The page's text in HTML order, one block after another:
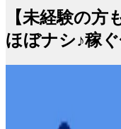
【未経験の
ほぼナシ♪稼